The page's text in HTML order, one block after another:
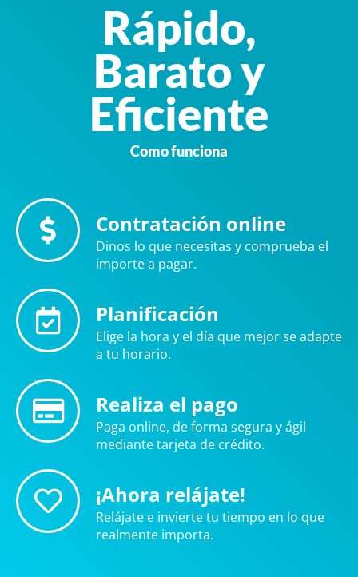
Rápido,
Barato y
Eficiente
Como funciona
Contratación online
Dinos lo que necesitas y comprueba el
importe a pagar.
Planificación
Elige la hora y el día que mejor se adapte
a tu horario.
Realiza el pago
Paga online, de forma segura y ágil
mediante tarjeta de crédito.
¡Ahora relájate!
Relájate e invierte tu tiempo en lo que
realmente importa.